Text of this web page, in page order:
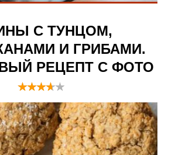
С ТУНЦОМ,
И ГРИБАМИ.
РЕЦЕПТ С ФОТО